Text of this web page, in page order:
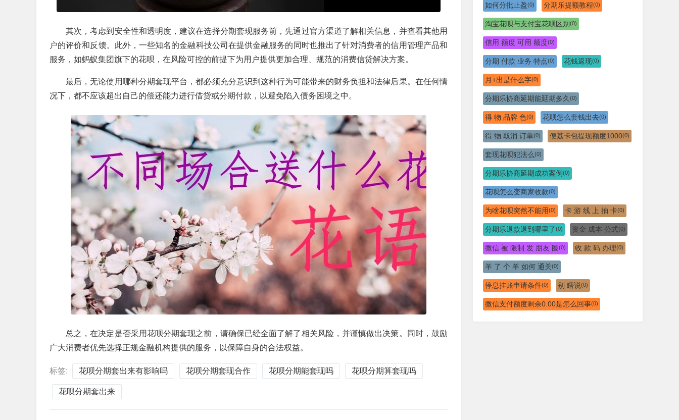
其次，考虑到安全性和透明度，建议在选择分期套现服务前，先通过官方渠道了解相关信息，并查看其他用
户的评价和反馈。此外，一些知名的金融科技公司在提供金融服务的同时也推出了针对消费者的信用管理产品和
服务，如蚂蚁集团旗下的花呗，在风险可控的前提下为用户提供更加合理、规范的消费信贷解决方案。
最后，无论使用哪种分期套现平台，都必须充分意识到这种行为可能带来的财务负担和法律后果。在任何情
况下，都不应该超出自己的偿还能力进行借贷或分期付款，以避免陷入债务困境之中。
总之，在决定是否采用花呗分期套现之前，请确保已经全面了解了相关风险，并谨慎做出决策。同时，鼓励
广大消费者优先选择正规金融机构提供的服务，以保障自身的合法权益。
标签: 花呗分期套出来有影响吗 花呗分期套现合作 花呗分期能套现吗 花呗分期算套现吗
花呗分期套出来
如何分批止盈(0) 分期乐提额教程(0)
淘宝花呗与支付宝花呗区别 (0)
信用 额度 可用 额度(0)
分期 付款 业务 特点(0) 花钱返现(0)
月+出是什么字(0)
分期乐协商延期能延期多久 (0)
得 物 品牌 色(0) 花呗怎么套钱出去(0)
得 物 取消 订单(0) 便荔卡包提现额度1000(0)
套现花呗犯法么(0)
分期乐协商延期成功案例 (0)
花呗怎么变商家收款(0)
为啥花呗突然不能用(0) 卡 游 线 上 抽 卡(0)
分期乐退款退到哪里了(0) 资金 成本 公式(0)
微信 被 限制 发 朋友 圈(0) 收 款 码 办理(0)
羊 了 个 羊 如何 通关(0)
停息挂账申请条件(0) 别 瞎说(0)
微信支付额度剩余0.00是怎么回事(0)